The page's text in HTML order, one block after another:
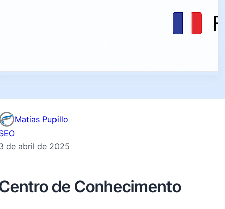
Matias Pupillo
de abril de 2025
de Conhecimento